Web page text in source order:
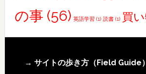
の事 (56) 英語学習 (1) 読書(1) 買
Footer
→ サイトの歩き方（Field Guide）